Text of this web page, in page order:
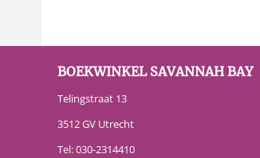
BOEKWINKEL SAVANNAH BAY
Telingstraat 13
3512 GV Utrecht
Tel:030-2314410